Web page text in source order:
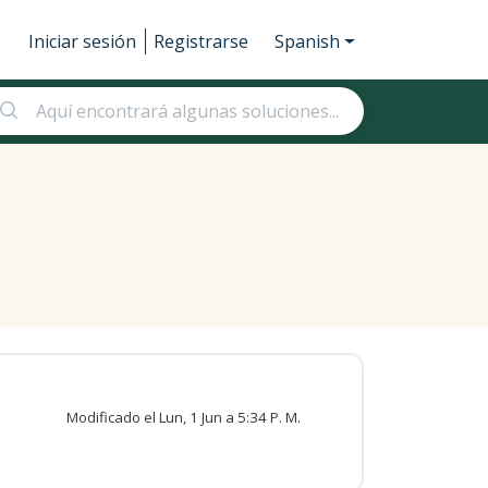
Iniciar sesión Registrarse Spanish
Modificado el Lun, 1 Jun a 5:34 P. M.